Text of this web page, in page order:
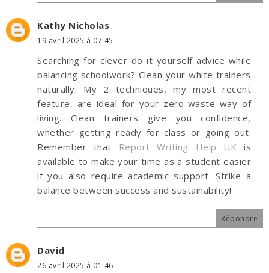
Kathy Nicholas
19 avril 2025 à 07:45
Searching for clever do it yourself advice while
balancing schoolwork? Clean your white trainers
naturally. My 2 techniques, my most recent
feature, are ideal for your zero-waste way of
living. Clean trainers give you confidence,
whether getting ready for class or going out.
Remember that
Report Writing Help UK is
available to make your time as a student easier
if you also require academic support. Strike a
balance between success and sustainability!
Répondre
David
26 avril 2025 à 01:46